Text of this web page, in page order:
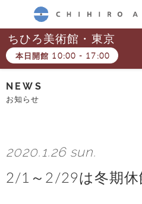
CHIHIRO ART MUSEUM
ちひろ美術館・東京
本日開館 10:00 - 17:00
NEWS
お知らせ
2020.1.26 sun.
2/1～2/29は冬期